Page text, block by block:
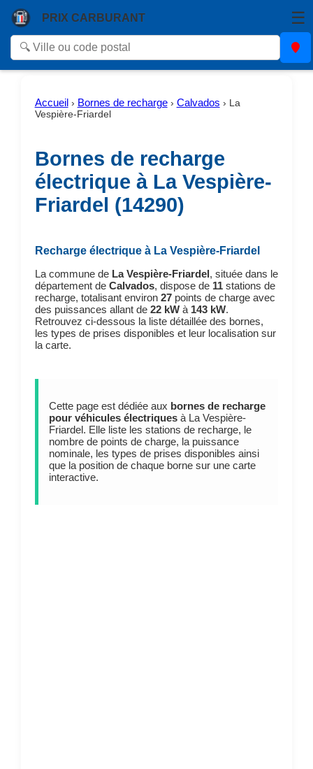
PRIX CARBURANT ☰
Accueil › Bornes de recharge› Calvados › La
Vespière-Friardel
Bornes de recharge
électrique à La Vespière-
Friardel (14290)
Recharge électrique à La Vespière-Friardel
La commune de La Vespière-Friardel, située dans le
département de Calvados, dispose de 11stations de
recharge, totalisant environ 27points de charge avec
des puissances allant de 22 kWà 143 kW.
Retrouvez ci-dessous la liste détaillée des bornes,
les types de prises disponibles et leur localisation sur
la carte.
Cette page est dédiée aux bornes de recharge
pour véhicules électriquesà La Vespière-
Friardel. Elle liste les stations de recharge, le
nombre de points de charge, la puissance
nominale, les types de prises disponibles ainsi
que la position de chaque borne sur une carte
interactive.